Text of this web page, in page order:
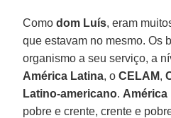
Comodom Luís, eram
que estavam no mesmo. Os
organismo a seu serviço, a
América Latina, oCELAM,
Latino-americano. América
pobre e crente, crente e